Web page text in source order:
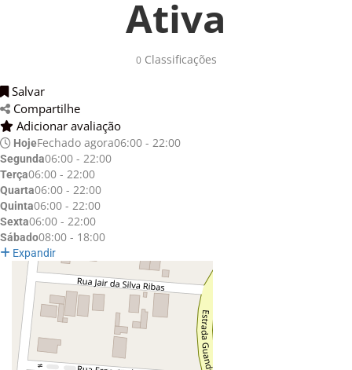
Ativa
0Classificações
Salvar
Compartilhe
Adicionar avaliação
HojeFechado agora06:00 - 22:00
Segunda06:00 - 22:00
Terça06:00 - 22:00
Quarta06:00 - 22:00
Quinta06:00 - 22:00
Sexta06:00 - 22:00
Sábado08:00 - 18:00
Expandir